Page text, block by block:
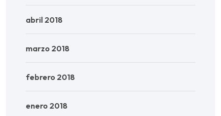
abril 2018
marzo 2018
febrero 2018
enero 2018